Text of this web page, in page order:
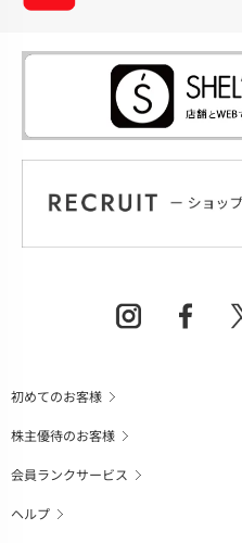
初めてのお客様
株主優待のお客様
会員ランクサービス
ヘルプ